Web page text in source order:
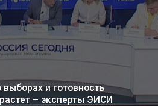
и готовность
– эксперты ЭИСИ